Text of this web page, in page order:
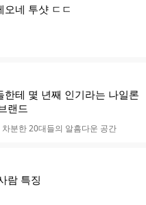
오네 투샷 ㄷㄷ
한테 몇 년째 인기라는 나일론
랜드
차분한 20대들의 알흠다운 공간
람 특징